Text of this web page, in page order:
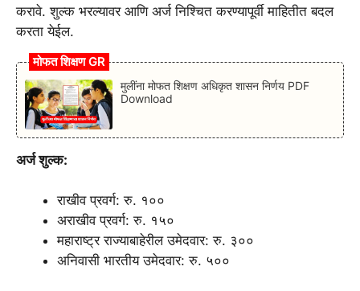
करावे. शुल्क भरल्यावर आणि अर्ज निश्चित करण्यापूर्वी माहितीत बदल
करता येईल.
मोफत शिक्षण GR
मुलींना मोफत शिक्षण अधिकृत शासन निर्णय PDF
Download
अर्ज शुल्क:
राखीव प्रवर्ग: रु. १००
अराखीव प्रवर्ग: रु. १५०
महाराष्ट्र राज्याबाहेरील उमेदवार: रु. ३००
अनिवासी भारतीय उमेदवार: रु. ५००